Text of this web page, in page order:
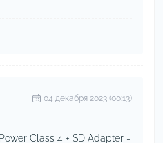
04 декабря 2023 (00:13)
Class 4 + SD Adapter -